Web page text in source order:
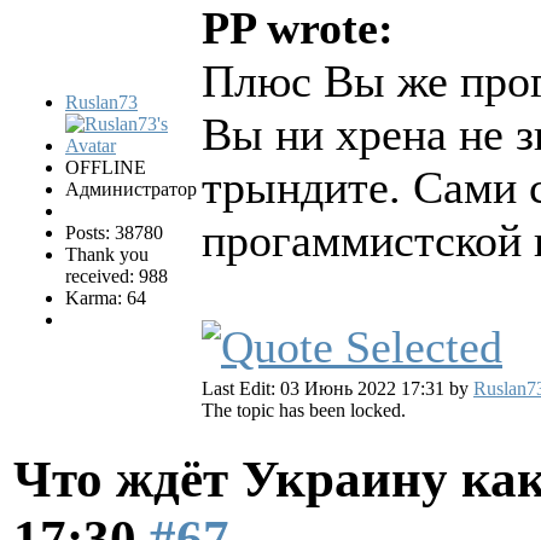
Ruslan73
OFFLINE
Администратор
Posts: 38780
Thank you
received: 988
Karma: 64
PP wrote:
Плюс Вы же
Вы ни хрена не
трындите. Сами
Last Edit: 03 Июнь 2022 17:31 by
The topic has been locked.
Что ждёт Украину